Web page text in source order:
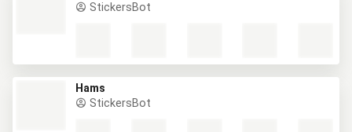
StickersBot
Hams
StickersBot